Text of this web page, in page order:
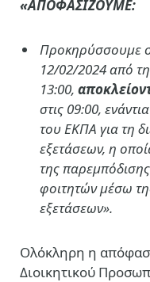
«ΑΠΟΦΑΣΙΖΟΥΜΕ:
Προκηρύσσουμε
12/02/2024 από
13:00,
στις 09:00,
του ΕΚΠΑ για τη
εξετάσεων, η
της
φοιτητών μέσω
εξετάσεων».
Ολόκληρη η
Διοικητικού